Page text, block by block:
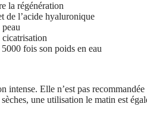
la régénération
de l’acide hyaluronique
fois son poids en eau
intense. Elle n’est pas
une utilisation le matin est